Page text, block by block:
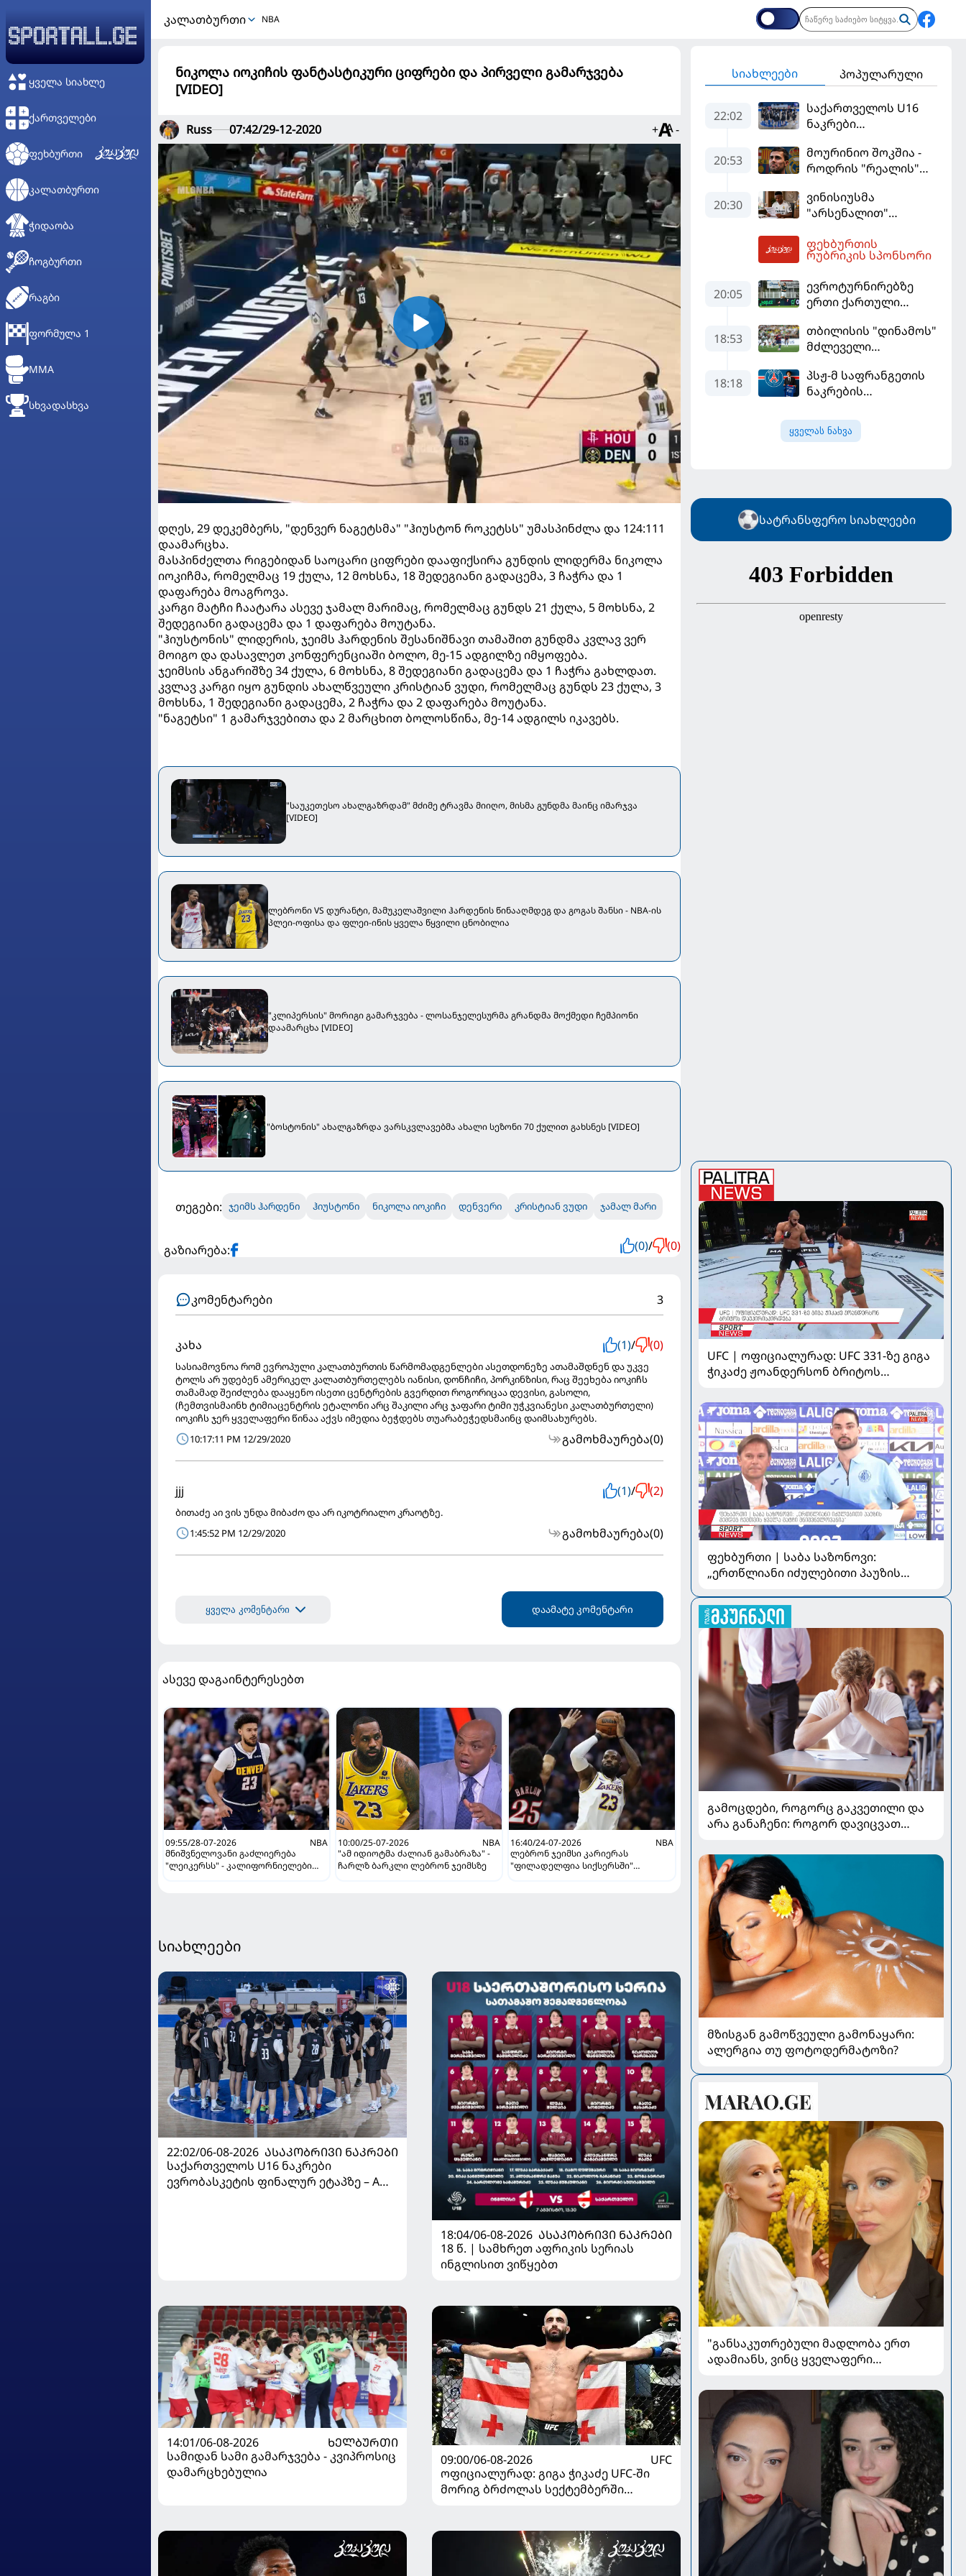
ᲧᲕᲔᲚᲐ ᲡᲘᲐᲮᲚᲔ
ᲥᲐᲠᲗᲕᲔᲚᲔᲑᲘ
ᲤᲔᲮᲑᲣᲠᲗᲘ
ᲙᲐᲚᲐᲗᲑᲣᲠᲗᲘ
ᲭᲘᲓᲐᲝᲑᲐ
ᲩᲝᲒᲑᲣᲠᲗᲘ
ᲠᲐᲒᲑᲘ
ᲤᲝᲠᲛᲣᲚᲐ 1
MMA
ᲡᲮᲕᲐᲓᲐᲡᲮᲕᲐ
ᲙᲐᲚᲐᲗᲑᲣᲠᲗᲘ NBA
ნიკოლა იოკიჩის ფანტასტიკური ციფრები და პირველი გამარჯვება
[VIDEO]
Russ 07:42/29-12-2020 + -
დღეს, 29 დეკემბერს, "დენვერ ნაგეტსმა" "ჰიუსტონ როკეტსს" უმასპინძლა და 124:111
დაამარცხა.
მასპინძელთა რიგებიდან საოცარი ციფრები დააფიქსირა გუნდის ლიდერმა ნიკოლა
იოკიჩმა, რომელმაც 19 ქულა, 12 მოხსნა, 18 შედეგიანი გადაცემა, 3 ჩაჭრა და 1
დაფარება მოაგროვა.
კარგი მატჩი ჩაატარა ასევე ჯამალ მარიმაც, რომელმაც გუნდს 21 ქულა, 5 მოხსნა, 2
შედეგიანი გადაცემა და 1 დაფარება მოუტანა.
"ჰიუსტონის" ლიდერის, ჯეიმს ჰარდენის შესანიშნავი თამაშით გუნდმა კვლავ ვერ
მოიგო და დასავლეთ კონფერენციაში ბოლო, მე-15 ადგილზე იმყოფება.
ჯეიმსის ანგარიშზე 34 ქულა, 6 მოხსნა, 8 შედეგიანი გადაცემა და 1 ჩაჭრა გახლდათ.
კვლავ კარგი იყო გუნდის ახალწვეული კრისტიან ვუდი, რომელმაც გუნდს 23 ქულა, 3
მოხსნა, 1 შედეგიანი გადაცემა, 2 ჩაჭრა და 2 დაფარება მოუტანა.
"ნაგეტსი" 1 გამარჯვებითა და 2 მარცხით ბოლოსწინა, მე-14 ადგილს იკავებს.
"საუკეთესო ახალგაზრდამ" მძიმე ტრავმა მიიღო, მისმა გუნდმა მაინც იმარჯვა
[VIDEO]
ლებრონი VS დურანტი, მამუკელაშვილი ჰარდენის წინააღმდეგ და გოგას შანსი - NBA-ის
პლეი-ოფისა და ფლეი-ინის ყველა წყვილი ცნობილია
"კლიპერსის" მორიგი გამარჯვება - ლოსანჯელესურმა გრანდმა მოქმედი ჩემპიონი
დაამარცხა [VIDEO]
"ბოსტონის" ახალგაზრდა ვარსკვლავებმა ახალი სეზონი 70 ქულით გახსნეს [VIDEO]
თეგები: ჯეიმს ჰარდენი ჰიუსტონი ნიკოლა იოკიჩი დენვერი კრისტიან ვუდი ჯამალ მარი
გაზიარება: (0)/ (0)
კომენტარები 3
კახა (1)/ (0)
სასიამოვნოა რომ ევროპული კალათბურთის წარმომადგენლები ასეთდონეზე ათამაშდნენ და უკვე
ტოლს არ უდებენ ამერიკელ კალათბურთელებს იანისი, დონჩიჩი, პორკინზისი, რაც შეეხება იოკიჩს
თამამად შეიძლება დააყენო ისეთი ცენტრების გვერდით როგორიცაა დევისი, გასოლი,
(ჩემთვისმაინხ ტიმიაცენტრის ეტალონი არც შაკილი არც ჯაფარი ტიმი უჭკვიანესი კალათბურთელი)
იოკიჩს ჯერ ყველაფერი წინაა აქვს იმედია ბეჭდებს თუარაბეჭედსმაინც დაიმსახურებს.
10:17:11 PM 12/29/2020
გამოხმაურება(0)
jjj (1)/ (2)
ბითაძე აი ვის უნდა მიბაძო და არ იკოტრიალო კრაოტზე.
1:45:52 PM 12/29/2020
გამოხმაურება(0)
ყველა კომენტარი დაამატე კომენტარი
ასევე დაგაინტერესებთ
09:55/28-07-2026
NBA
მნიშვნელოვანი გაძლიერება
"ლეიკერსს" - კალიფორნიელები
10:00/25-07-2026
NBA
"ამ იდიოტმა ძალიან გამაბრაზა" -
ჩარლზ ბარკლი ლებრონ ჯეიმსზე
16:40/24-07-2026
NBA
ლებრონ ჯეიმსი კარიერას
"ფილადელფია სიქსერსში"
სიახლეები
22:02/06-08-2026 ᲐᲡᲐᲙᲝᲑᲠᲘᲕᲘ ᲜᲐᲙᲠᲔᲑᲘ
საქართველოს U16 ნაკრები
ევრობასკეტის ფინალურ ეტაპზე – A
18:04/06-08-2026 ᲐᲡᲐᲙᲝᲑᲠᲘᲕᲘ ᲜᲐᲙᲠᲔᲑᲘ
18 წ. | სამხრეთ აფრიკის სერიას
ინგლისით ვიწყებთ
14:01/06-08-2026
ᲮᲔᲚᲑᲣᲠᲗᲘ
სამიდან სამი გამარჯვება - კვიპროსიც
დამარცხებულია
09:00/06-08-2026
UFC
ოფიციალურად: გიგა ჭიკაძე UFC-ში
მორიგ ბრძოლას სექტემბერში
სიახლეები პოპულარული
22:02
საქართველოს U16
ნაკრები
ფინალურ ეტაპზე – A
დივიზიონში
20:53
მოურინიო შოკშია -
როდრის "რეალის"
და "ბარსელონაში"
გადადის
20:30
ვინისიუსმა
"არსენალით"
გამოიყენა და
"რეალთან"
მომგებიანად
გააგრძელა
ფეხბურთის
რუბრიკის სპონსორი
20:05
ევროტურნირებზე
ერთი ქართული
18:53
თბილისის "დინამოს"
მძლეველი
"ჰაიდუკთან"
განადგურდა
18:18
პსჟ-მ საფრანგეთის
ნაკრების
დაიმატა
ყველას ნახვა
სატრანსფერო სიახლეები
UFC | ოფიციალურად: UFC 331-ზე გიგა
ჭიკაძე ჟოანდერსონ ბრიტოს
ფეხბურთი | საბა საზონოვი:
„ერთწლიანი იძულებითი პაუზის
მნიშვნელოვანია“
გამოცდები, როგორც გაკვეთილი და
არა განაჩენი: როგორ დავიცვათ
მომავალი
მზისგან გამოწვეული გამონაყარი:
ალერგია თუ ფოტოდერმატოზი?
"განსაკუთრებული მადლობა ერთ
ადამიანს, ვინც ყველაფერი
კითხვებს პასუხობს